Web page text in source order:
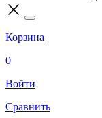
Корзина
0
Войти
Сравнить